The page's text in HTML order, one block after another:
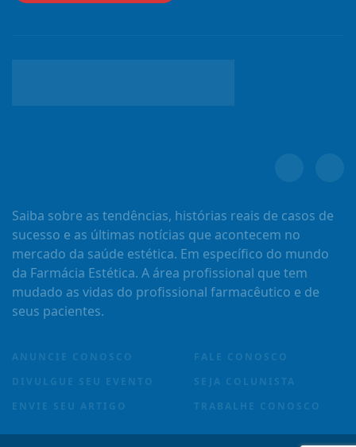
Saiba sobre as tendências, histórias reais de casos de
sucesso e as últimas notícias que acontecem no
mercado da saúde estética. Em específico do mundo
da Farmácia Estética. A área profissional que tem
mudado as vidas do profissional farmacêutico e de
seus pacientes.
ANUNCIE CONOSCO
DIVULGUE SEU EVENTO
ENVIE SEU ARTIGO
FALE CONOSCO
SEJA COLUNISTA
TRABALHE CONOSCO